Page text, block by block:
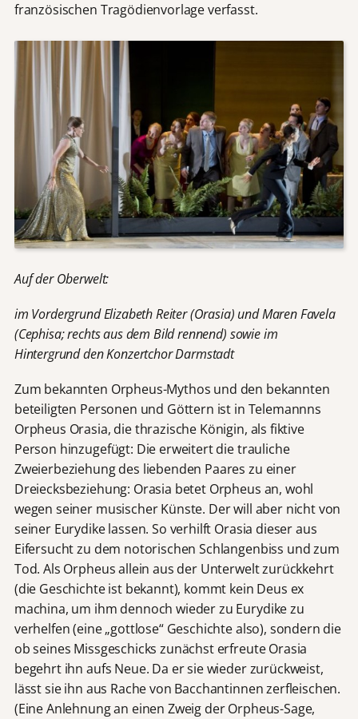
französischen Tragödienvorlage verfasst.
Auf der Oberwelt:
im Vordergrund Elizabeth Reiter (Orasia) und Maren Favela
(Cephisa; rechts aus dem Bild rennend) sowie im
Hintergrund den Konzertchor Darmstadt
Zum bekannten Orpheus-Mythos und den bekannten
beteiligten Personen und Göttern ist in Telemannns
Orpheus Orasia, die thrazische Königin, als fiktive
Person hinzugefügt: Die erweitert die trauliche
Zweierbeziehung des liebenden Paares zu einer
Dreiecksbeziehung: Orasia betet Orpheus an, wohl
wegen seiner musischer Künste. Der will aber nicht von
seiner Eurydike lassen. So verhilft Orasia dieser aus
Eifersucht zu dem notorischen Schlangenbiss und zum
Tod. Als Orpheus allein aus der Unterwelt zurückkehrt
(die Geschichte ist bekannt), kommt kein Deus ex
machina, um ihm dennoch wieder zu Eurydike zu
verhelfen (eine „gottlose“ Geschichte also), sondern die
ob seines Missgeschicks zunächst erfreute Orasia
begehrt ihn aufs Neue. Da er sie wieder zurückweist,
lässt sie ihn aus Rache von Bacchantinnen zerfleischen.
(Eine Anlehnung an einen Zweig der Orpheus-Sage,